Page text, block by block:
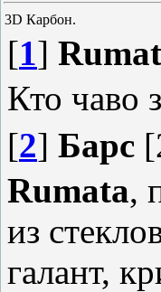
3D Карбон.
[1]
Кто чаво
[2] Барс
Rumata,
из
галант,